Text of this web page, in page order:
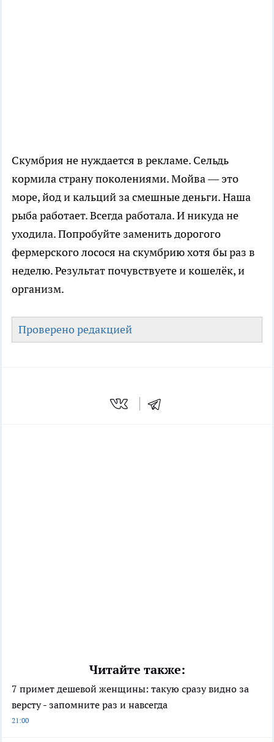
Скумбрия не нуждается в рекламе. Сельдь
кормила страну поколениями. Мойва — это
море, йод и кальций за смешные деньги. Наша
рыба работает. Всегда работала. И никуда не
уходила. Попробуйте заменить дорогого
фермерского лосося на скумбрию хотя бы раз в
неделю. Результат почувствуете и кошелёк, и
организм.
Проверено редакцией
Читайте также:
7 примет дешевой женщины: такую сразу видно за
версту - запомните раз и навсегда
21:00